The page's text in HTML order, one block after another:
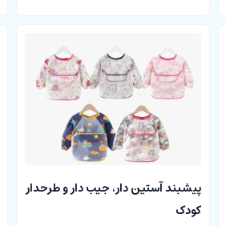
پیشبند آستین دار، جیب دار و طرحدار
کودک